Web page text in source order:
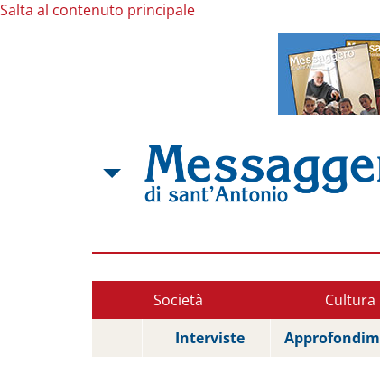
Salta al contenuto principale
Società Cultura
Interviste